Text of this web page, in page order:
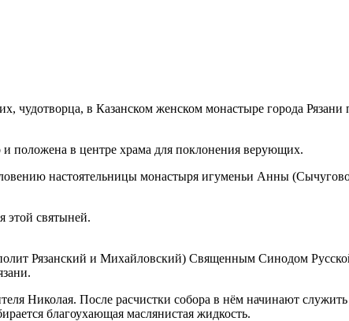
чудотворца, в Казанском женском монастыре города Рязани
положена в центре храма для поклонения верующих.
настоятельницы монастыря игуменьи Анны
этой святыней.
Рязанский и Михайловский) Священным Синодом
Николая. После расчистки собора в нём начинают
благоухающая маслянистая жидкость.